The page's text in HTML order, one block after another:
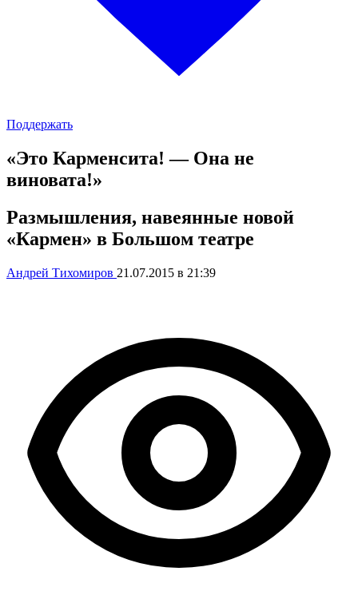
Поддержать
«Это Карменсита! — Она не
виновата!»
Размышления, навеянные новой
«Кармен» в Большом театре
Андрей Тихомиров 21.07.2015 в 21:39